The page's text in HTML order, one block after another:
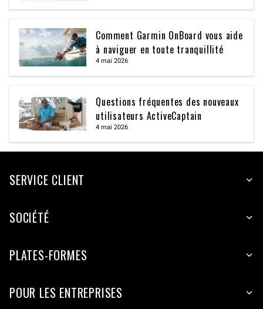
Comment Garmin OnBoard vous aide
à naviguer en toute tranquillité
4 mai 2026
Questions fréquentes des nouveaux
utilisateurs ActiveCaptain
4 mai 2026
SERVICE CLIENT
SOCIÉTÉ
PLATES-FORMES
POUR LES ENTREPRISES